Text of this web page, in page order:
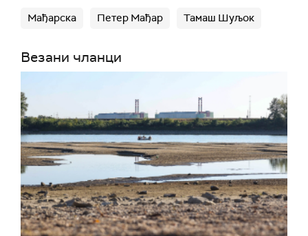
Мађарска Петер Мађар Тамаш Шуљок
Везани чланци